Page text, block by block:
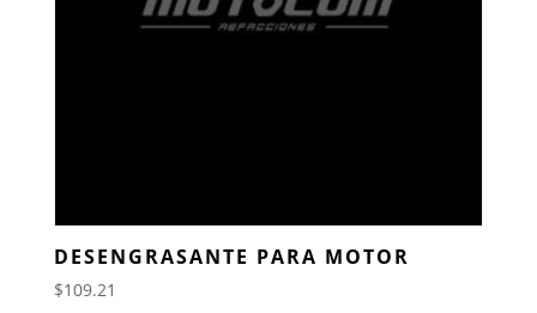
DESENGRASANTE PARA MOTOR
$109.21